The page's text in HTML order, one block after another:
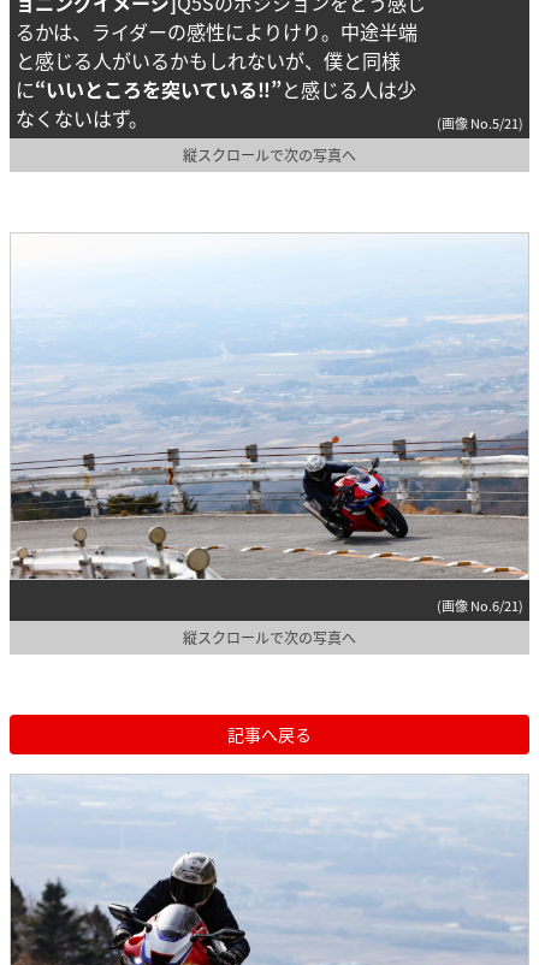
るかは、ライダーの感性によりけり。中途半端
と感じる人がいるかもしれないが、僕と同様
に“いいところを突いている‼”と感じる人は少
なくないはず。
(画像 No.5/21)
縦スクロールで次の写真へ
(画像 No.6/21)
縦スクロールで次の写真へ
記事へ戻る